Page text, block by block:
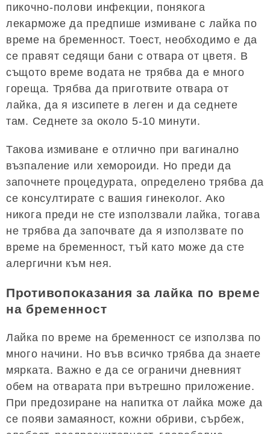
пикочно-полови инфекции, понякога
лекарможе да предпише измиване с лайка по
време на бременност. Тоест, необходимо е да
се правят седящи бани с отвара от цветя. В
същото време водата не трябва да е много
гореща. Трябва да приготвите отвара от
лайка, да я изсипете в леген и да седнете
там. Седнете за около 5-10 минути.
Такова измиване е отлично при вагинално
възпаление или хемороиди. Но преди да
започнете процедурата, определено трябва да
се консултирате с вашия гинеколог. Ако
никога преди не сте използвали лайка, тогава
не трябва да започвате да я използвате по
време на бременност, тъй като може да сте
алергични към нея.
Противопоказания за лайка по време
на бременност
Лайка по време на бременност се използва по
много начини. Но във всичко трябва да знаете
мярката. Важно е да се ограничи дневният
обем на отварата при вътрешно приложение.
При предозиране на напитка от лайка може да
се появи замаяност, кожни обриви, сърбеж,